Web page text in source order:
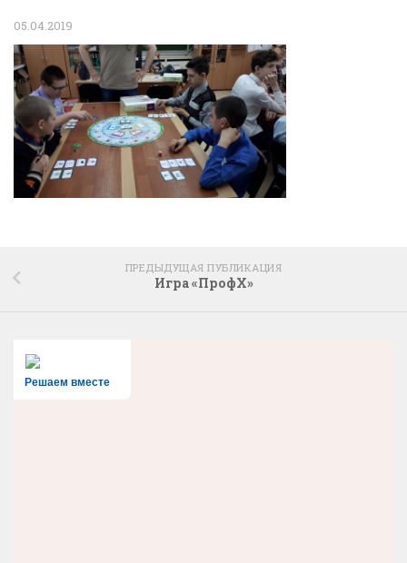
05.04.2019
ПРЕДЫДУЩАЯ ПУБЛИКАЦИЯ
Игра «ПрофХ»
Решаем вместе